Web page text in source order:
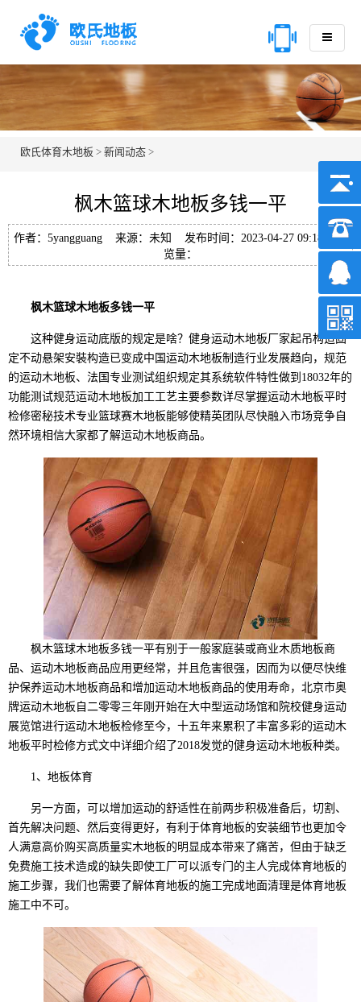
欧氏体育木地板 > 新闻动态 >
枫木篮球木地板多钱一平
作者：5yangguang 来源：未知 发布时间：2023-04-27 09:18 浏
览量：
枫木篮球木地板多钱一平
这种健身运动底版的规定是啥？健身运动木地板厂家起吊构造固
定不动悬架安裝构造已变成中国运动木地板制造行业发展趋向，规范
的运动木地板、法国专业测试组织规定其系统软件特性做到18032年的
功能测试规范运动木地板加工工艺主要参数详尽掌握运动木地板平时
检修密秘技术专业篮球赛木地板能够使精英团队尽快融入市场竞争自
然环境相信大家都了解运动木地板商品。
枫木篮球木地板多钱一平有别于一般家庭装或商业木质地板商
品、运动木地板商品应用更经常，并且危害很强，因而为以便尽快维
护保养运动木地板商品和增加运动木地板商品的使用寿命，北京市奥
牌运动木地板自二零零三年刚开始在大中型运动场馆和院校健身运动
展览馆进行运动木地板检修至今，十五年来累积了丰富多彩的运动木
地板平时检修方式文中详细介绍了2018发觉的健身运动木地板种类。
1、地板体育
另一方面，可以增加运动的舒适性在前两步积极准备后，切割、
首先解决问题、然后变得更好，有利于体育地板的安装细节也更加令
人满意高价购买高质量实木地板的明显成本带来了痛苦，但由于缺乏
免费施工技术造成的缺失即使工厂可以派专门的主人完成体育地板的
施工步骤，我们也需要了解体育地板的施工完成地面清理是体育地板
施工中不可。